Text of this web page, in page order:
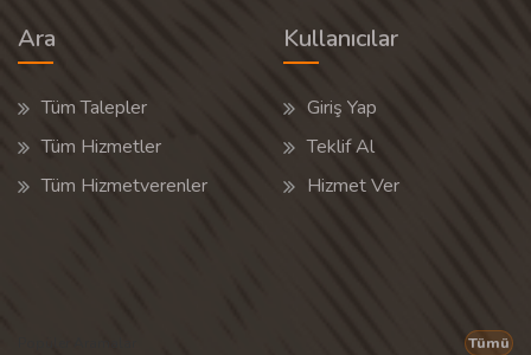
Ara
Tüm Talepler
Tüm Hizmetler
Tüm Hizmetverenler
Kullanıcılar
Giriş Yap
Teklif Al
Hizmet Ver
Tümü